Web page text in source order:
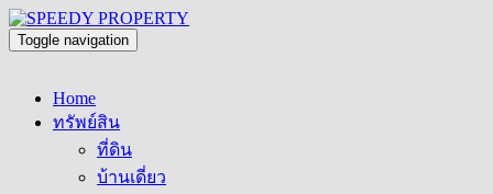
Toggle navigation
Home
ทรัพย์สิน
ที่ดิน
บ้านเดี่ยว